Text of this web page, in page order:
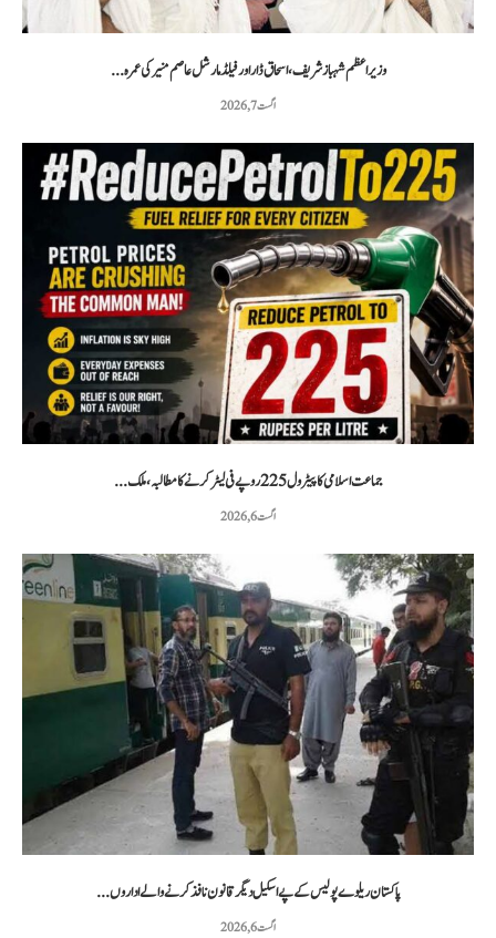
وزیراعظم شہباز شریف، اسحاق ڈار اور فیلڈ مارشل عاصم منیر کی عمرہ...
اگست 7, 2026
جماعت اسلامی کا پیٹرول 225 روپے فی لیٹر کرنے کا مطالبہ، ملک...
اگست 6, 2026
پاکستان ریلوے پولیس کے پے اسکیل دیگر قانون نافذ کرنے والے اداروں...
اگست 6, 2026